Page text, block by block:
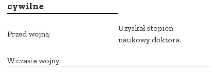
cywilne
Przed wojną:
Uzyskał stopień
naukowy doktora.
W czasie wojny: